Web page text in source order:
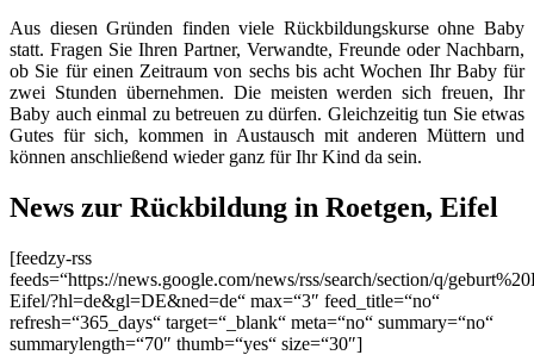
Aus diesen Gründen finden viele Rückbildungskurse ohne Baby
statt. Fragen Sie Ihren Partner, Verwandte, Freunde oder Nachbarn,
ob Sie für einen Zeitraum von sechs bis acht Wochen Ihr Baby für
zwei Stunden übernehmen. Die meisten werden sich freuen, Ihr
Baby auch einmal zu betreuen zu dürfen. Gleichzeitig tun Sie etwas
Gutes für sich, kommen in Austausch mit anderen Müttern und
können anschließend wieder ganz für Ihr Kind da sein.
News zur Rückbildung in Roetgen, Eifel
[feedzy-rss
feeds=“https://news.google.com/news/rss/search/section/q/
Eifel/?hl=de&gl=DE&ned=de“ max=“3″ feed_title=“no“
refresh=“365_days“ target=“_blank“ meta=“no“ summary=“no“
summarylength=“70″ thumb=“yes“ size=“30″]